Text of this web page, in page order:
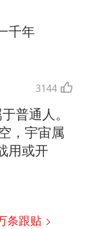
千年
3144
普通人。
，宇宙属
用或开
条跟贴